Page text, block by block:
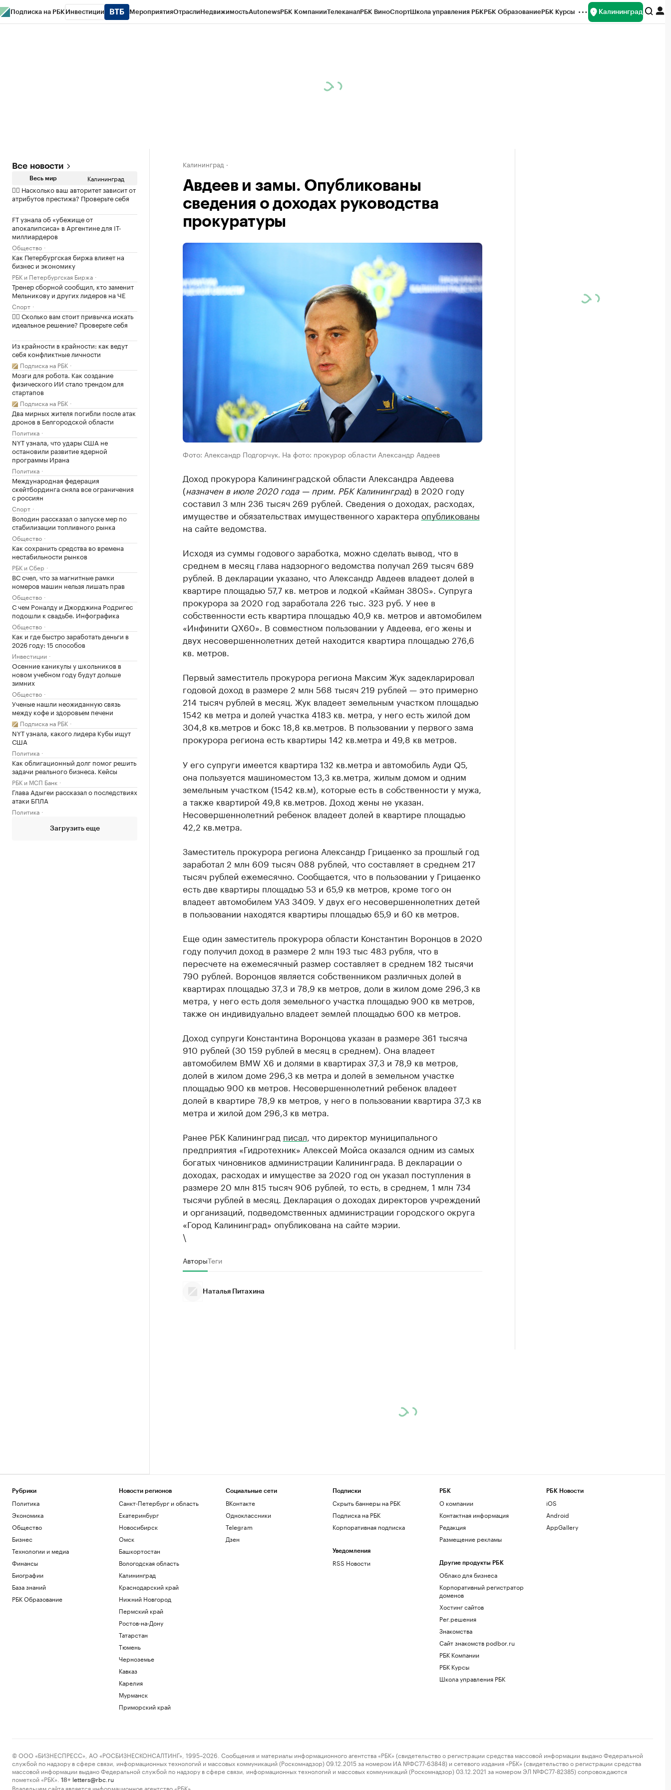
Подписка на РБК Инвестиции МероприятияОтраслиНедвижимостьAutonewsРБК КомпанииТелеканалРБК ВиноСпортШкола управления РБКРБК ОбразованиеРБК Курсы Калининград
Все новости
Весь мир Калининград
✍🏻 Насколько ваш авторитет зависит от
атрибутов престижа? Проверьте себя
FT узнала об «убежище от
апокалипсиса» в Аргентине для IT-
миллиардеров
Общество
Как Петербургская биржа влияет на
бизнес и экономику
РБК и Петербургская Биржа
Тренер сборной сообщил, кто заменит
Мельникову и других лидеров на ЧЕ
Спорт
✍🏻 Сколько вам стоит привычка искать
идеальное решение? Проверьте себя
Из крайности в крайности: как ведут
себя конфликтные личности
Подписка на РБК
Мозги для робота. Как создание
физического ИИ стало трендом для
стартапов
Подписка на РБК
Два мирных жителя погибли после атак
дронов в Белгородской области
Политика
NYT узнала, что удары США не
остановили развитие ядерной
программы Ирана
Политика
Международная федерация
скейтбординга сняла все ограничения
с россиян
Спорт
Володин рассказал о запуске мер по
стабилизации топливного рынка
Общество
Как сохранить средства во времена
нестабильности рынков
РБК и Сбер
ВС счел, что за магнитные рамки
номеров машин нельзя лишать прав
Общество
С чем Роналду и Джорджина Родригес
подошли к свадьбе. Инфографика
Общество
Как и где быстро заработать деньги в
2026 году: 15 способов
Инвестиции
Осенние каникулы у школьников в
новом учебном году будут дольше
зимних
Общество
Ученые нашли неожиданную связь
между кофе и здоровьем печени
Подписка на РБК
NYT узнала, какого лидера Кубы ищут
США
Политика
Как облигационный долг помог решить
задачи реального бизнеса. Кейсы
РБК и МСП Банк
Глава Адыгеи рассказал о последствиях
атаки БПЛА
Политика
Загрузить еще
Калининград
Авдеев и замы. Опубликованы
сведения о доходах руководства
прокуратуры
Фото: Александр Подгорчук. На фото: прокурор области Александр Авдеев
Доход прокурора Калининградской области Александра Авдеева
(назначен в июле 2020 года — прим. РБК Калининград) в 2020 году
составил 3 млн 236 тысяч 269 рублей. Сведения о доходах, расходах,
имуществе и обязательствах имущественного характера опубликованы
на сайте ведомства.
Исходя из суммы годового заработка, можно сделать вывод, что в
среднем в месяц глава надзорного ведомства получал 269 тысяч 689
рублей. В декларации указано, что Александр Авдеев владеет долей в
квартире площадью 57,7 кв. метров и лодкой «Кайман 380S». Супруга
прокурора за 2020 год заработала 226 тыс. 323 руб. У нее в
собственности есть квартира площадью 40,9 кв. метров и автомобилем
«Инфинити QХ60». В совместном пользовании у Авдеева, его жены и
двух несовершеннолетних детей находится квартира площадью 276,6
кв. метров.
Первый заместитель прокурора региона Максим Жук задекларировал
годовой доход в размере 2 млн 568 тысяч 219 рублей — это примерно
214 тысяч рублей в месяц. Жук владеет земельным участком площадью
1542 кв метра и долей участка 4183 кв. метра, у него есть жилой дом
304,8 кв.метров и бокс 18,8 кв.метров. В пользовании у первого зама
прокурора региона есть квартиры 142 кв.метра и 49,8 кв метров.
У его супруги имеется квартира 132 кв.метра и автомобиль Ауди Q5,
она пользуется машиноместом 13,3 кв.метра, жилым домом и одним
земельным участком (1542 кв.м), которые есть в собственности у мужа,
а также квартирой 49,8 кв.метров. Доход жены не указан.
Несовершеннолетний ребенок владеет долей в квартире площадью
42,2 кв.метра.
Заместитель прокурора региона Александр Грицаенко за прошлый год
заработал 2 млн 609 тысяч 088 рублей, что составляет в среднем 217
тысяч рублей ежемесячно. Сообщается, что в пользовании у Грицаенко
есть две квартиры площадью 53 и 65,9 кв метров, кроме того он
владеет автомобилем УАЗ 3409. У двух его несовершеннолетних детей
в пользовании находятся квартиры площадью 65,9 и 60 кв метров.
Еще один заместитель прокурора области Константин Воронцов в 2020
году получил доход в размере 2 млн 193 тыс 483 рубля, что в
пересчете на ежемесячный размер составляет в среднем 182 тысячи
790 рублей. Воронцов является собственником различных долей в
квартирах площадью 37,3 и 78,9 кв метров, доли в жилом доме 296,3 кв
метра, у него есть доля земельного участка площадью 900 кв метров,
также он индивидуально владеет землей площадью 600 кв метров.
Доход супруги Константина Воронцова указан в размере 361 тысяча
910 рублей (30 159 рублей в месяц в среднем). Она владеет
автомобилем BMW X6 и долями в квартирах 37,3 и 78,9 кв метров,
долей в жилом доме 296,3 кв метра и долей в земельном участке
площадью 900 кв метров. Несовершеннолетний ребенок владеет
долей в квартире 78,9 кв метров, у него в пользовании квартира 37,3 кв
метра и жилой дом 296,3 кв метра.
Ранее РБК Калининград писал , что директор муниципального
предприятия «Гидротехник» Алексей Мойса оказался одним из самых
богатых чиновников администрации Калининграда. В декларации о
доходах, расходах и имуществе за 2020 год он указал поступления в
размере 20 млн 815 тысяч 906 рублей, то есть, в среднем, 1 млн 734
тысячи рублей в месяц. Декларация о доходах директоров учреждений
и организаций, подведомственных администрации городского округа
«Город Калининград» опубликована на сайте мэрии.
\
АвторыТеги
Наталья Питахина
Рубрики
Политика
Экономика
Общество
Бизнес
Технологии и медиа
Финансы
Биографии
База знаний
РБК Образование
Новости регионов
Санкт-Петербург и область
Екатеринбург
Новосибирск
Омск
Башкортостан
Вологодская область
Калининград
Краснодарский край
Нижний Новгород
Пермский край
Ростов-на-Дону
Татарстан
Тюмень
Черноземье
Кавказ
Карелия
Мурманск
Приморский край
Социальные сети
ВКонтакте
Одноклассники
Telegram
Дзен
Подписки
Скрыть баннеры на РБК
Подписка на РБК
Корпоративная подписка
Уведомления
RSS Новости
РБК
О компании
Контактная информация
Редакция
Размещение рекламы
Другие продукты РБК
Облако для бизнеса
Корпоративный регистратор
доменов
Хостинг сайтов
Рег.решения
Знакомства
Сайт знакомств podbor.ru
РБК Компании
РБК Курсы
Школа управления РБК
РБК Новости
iOS
Android
AppGallery
© ООО «БИЗНЕСПРЕСС», АО «РОСБИЗНЕСКОНСАЛТИНГ», 1995–2026. Сообщения и материалы информационного агентства «РБК» (свидетельство о регистрации средства массовой информации выдано Федеральной
службой по надзору в сфере связи, информационных технологий и массовых коммуникаций (Роскомнадзор) 09.12.2015 за номером ИА №ФС77-63848) и сетевого издания «РБК» (свидетельство о регистрации средства
массовой информации выдано Федеральной службой по надзору в сфере связи, информационных технологий и массовых коммуникаций (Роскомнадзор) 03.12.2021 за номером ЭЛ №ФС77-82385) сопровождаются
пометкой «РБК».
18+ letters@rbc.ru
Владельцем сайта является информационное агентство «РБК».